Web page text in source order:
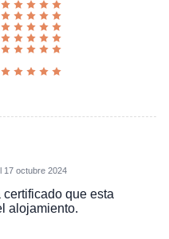
17 octubre 2024
que esta
alojamiento.